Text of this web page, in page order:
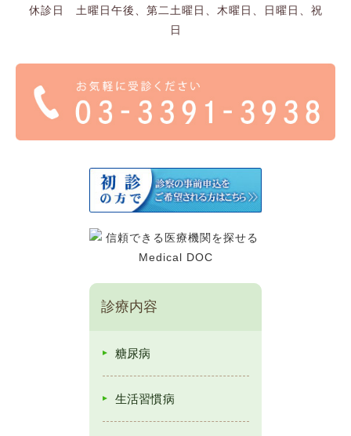
休診日 土曜日午後、第二土曜日、木曜日、日曜日、祝
日
診療内容
糖尿病
生活習慣病